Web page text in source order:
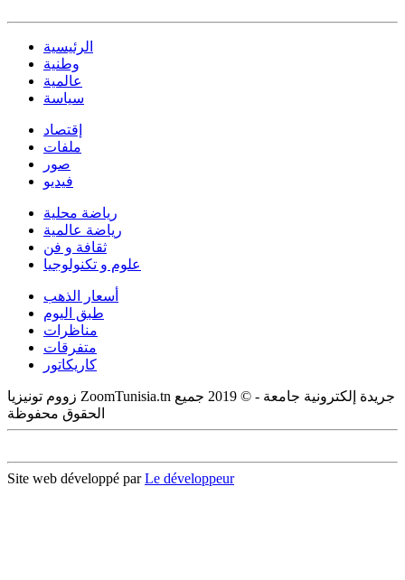
الرئيسية
وطنية
عالمية
سياسة
إقتصاد
ملفات
صور
فيديو
رياضة محلية
رياضة عالمية
ثقافة و فن
علوم و تكنولوجيا
أسعار الذهب
طبق اليوم
مناظرات
متفرقات
كاريكاتور
زووم تونيزيا ZoomTunisia.tn جريدة إلكترونية جامعة - © 2019 جميع
الحقوق محفوظة
Site web développé parLe développeur